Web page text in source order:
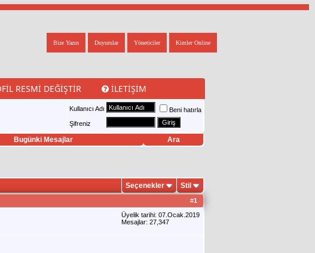
Kimler Online
Yöneticiler
Duyurular
Bize Yazın
RESMI DEĞIŞTIR İLETIŞIM
Kullanıcı Adı
Beni hatırla
Şifreniz
Bugünki Mesajlar Ara
Seçenekler Stil
#1
Üyelik tarihi: 07.Ocak.2019
Mesajlar: 27,347